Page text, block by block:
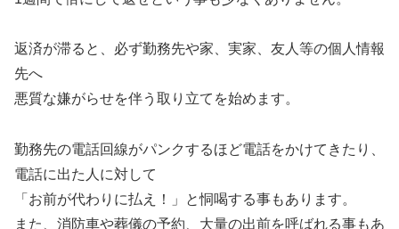
返済が滞ると、必ず勤務先や家、実家、友人等の個人情報
先へ
悪質な嫌がらせを伴う取り立てを始めます。
勤務先の電話回線がパンクするほど電話をかけてきたり、
電話に出た人に対して
「お前が代わりに払え！」と恫喝する事もあります。
また、消防車や葬儀の予約、大量の出前を呼ばれる事もあ